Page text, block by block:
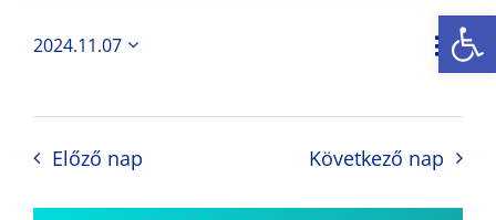
Nap
2024.11.07
Előző nap Következő nap